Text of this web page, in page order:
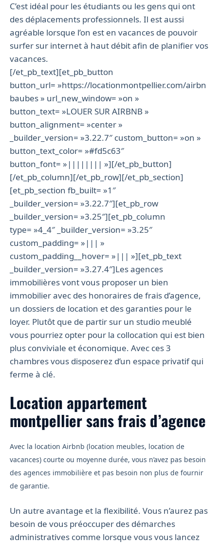
C’est idéal pour les étudiants ou les gens qui ont
des déplacements professionnels. Il est aussi
agréable lorsque l’on est en vacances de pouvoir
surfer sur internet à haut débit afin de planifier vos
vacances.
[/et_pb_text][et_pb_button
button_url= »https://locationmontpellier.com/airbn
baubes » url_new_window= »on »
button_text= »LOUER SUR AIRBNB »
button_alignment= »center »
_builder_version= »3.22.7″ custom_button= »on »
button_text_color= »#fd5c63″
button_font= »|||||||| »][/et_pb_button]
[/et_pb_column][/et_pb_row][/et_pb_section]
[et_pb_section fb_built= »1″
_builder_version= »3.22.7″][et_pb_row
_builder_version= »3.25″][et_pb_column
type= »4_4″ _builder_version= »3.25″
custom_padding= »||| »
custom_padding__hover= »||| »][et_pb_text
_builder_version= »3.27.4″]Les agences
immobilières vont vous proposer un bien
immobilier avec des honoraires de frais d’agence,
un dossiers de location et des garanties pour le
loyer. Plutôt que de partir sur un studio meublé
vous pourriez opter pour la collocation qui est bien
plus conviviale et économique. Avec ces 3
chambres vous disposerez d’un espace privatif qui
ferme à clé.
Location appartement
montpellier sans frais d’agence
Avec la location Airbnb (location meubles, location de
vacances) courte ou moyenne durée, vous n’avez pas besoin
des agences immobilière et pas besoin non plus de fournir
de garantie.
Un autre avantage et la flexibilité. Vous n’aurez pas
besoin de vous préoccuper des démarches
administratives comme lorsque vous vous lancez